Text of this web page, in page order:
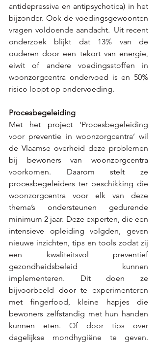
antidepressiva en antipsychotica) in het
bijzonder. Ook de voedingsgewoonten
vragen voldoende aandacht.  Uit recent
onderzoek blijkt dat 13% van de
ouderen door een tekort van energie,
eiwit of andere voedingsstoffen in
woonzorgcentra ondervoed is en 50%
risico loopt op ondervoeding.
Procesbegeleiding
Met het project ‘Procesbegeleiding
voor preventie in woonzorgcentra’ wil
de Vlaamse overheid deze problemen
bij bewoners van woonzorgcentra
voorkomen. Daarom stelt ze
procesbegeleiders ter beschikking die
woonzorgcentra voor elk van deze
thema’s ondersteunen gedurende
minimum 2 jaar. Deze experten, die een
intensieve opleiding volgden, geven
nieuwe inzichten, tips en tools zodat zij
een kwaliteitsvol preventief
gezondheidsbeleid kunnen
implementeren. Dit doen ze
bijvoorbeeld door te experimenteren
met fingerfood, kleine hapjes die
bewoners zelfstandig met hun handen
kunnen eten. Of door tips over
dagelijkse mondhygiëne te geven.